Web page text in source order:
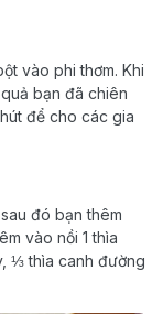
vào phi thơm. Khi
bạn đã chiên
để cho các gia
đó bạn thêm
vào nồi 1 thìa
⅓ thìa canh đường